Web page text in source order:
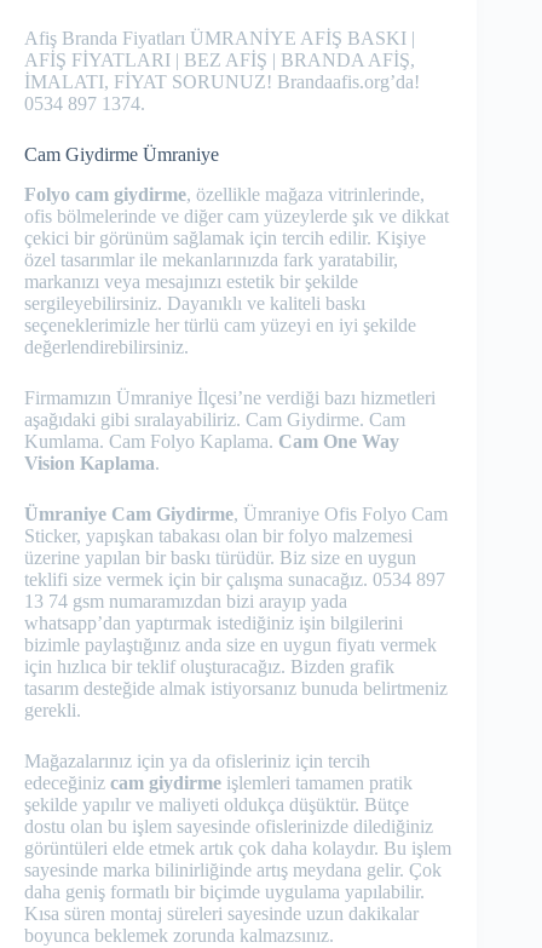
Afiş Branda Fiyatları ÜMRANİYE AFİŞ BASKI |
AFİŞ FİYATLARI | BEZ AFİŞ | BRANDA AFİŞ,
İMALATI, FİYAT SORUNUZ! Brandaafis.org’da!
0534 897 1374.
Cam Giydirme Ümraniye
Folyo cam giydirme, özellikle mağaza vitrinlerinde,
ofis bölmelerinde ve diğer cam yüzeylerde şık ve dikkat
çekici bir görünüm sağlamak için tercih edilir. Kişiye
özel tasarımlar ile mekanlarınızda fark yaratabilir,
markanızı veya mesajınızı estetik bir şekilde
sergileyebilirsiniz. Dayanıklı ve kaliteli baskı
seçeneklerimizle her türlü cam yüzeyi en iyi şekilde
değerlendirebilirsiniz.
Firmamızın Ümraniye İlçesi’ne verdiği bazı hizmetleri
aşağıdaki gibi sıralayabiliriz. Cam Giydirme. Cam
Kumlama. Cam Folyo Kaplama. Cam One Way
Vision Kaplama.
Ümraniye Cam Giydirme, Ümraniye Ofis Folyo Cam
Sticker, yapışkan tabakası olan bir folyo malzemesi
üzerine yapılan bir baskı türüdür. Biz size en uygun
teklifi size vermek için bir çalışma sunacağız. 0534 897
13 74 gsm numaramızdan bizi arayıp yada
whatsapp’dan yaptırmak istediğiniz işin bilgilerini
bizimle paylaştığınız anda size en uygun fiyatı vermek
için hızlıca bir teklif oluşturacağız. Bizden grafik
tasarım desteğide almak istiyorsanız bunuda belirtmeniz
gerekli.
Mağazalarınız için ya da ofisleriniz için tercih
edeceğiniz cam giydirme işlemleri tamamen pratik
şekilde yapılır ve maliyeti oldukça düşüktür. Bütçe
dostu olan bu işlem sayesinde ofislerinizde dilediğiniz
görüntüleri elde etmek artık çok daha kolaydır. Bu işlem
sayesinde marka bilinirliğinde artış meydana gelir. Çok
daha geniş formatlı bir biçimde uygulama yapılabilir.
Kısa süren montaj süreleri sayesinde uzun dakikalar
boyunca beklemek zorunda kalmazsınız.